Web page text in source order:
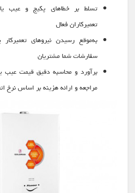
تسلط بر خطاهای پکیج و عیب
تعمیرکاران فعال
به‌موقع رسیدن نیروهای
سفارشات شما مشتریان
برآورد و محاسبه دقیق قیمت عیب
مراجعه و ارائه هزینه بر اساس نرخ